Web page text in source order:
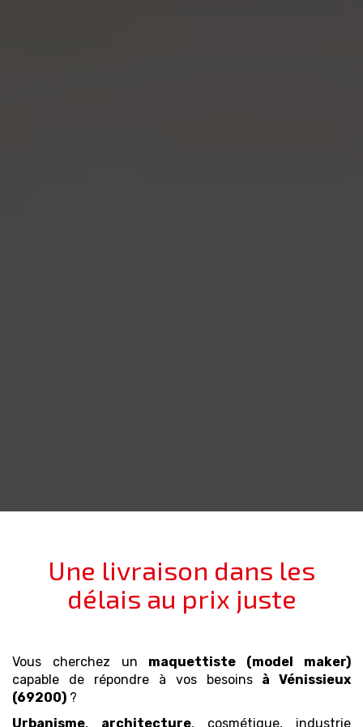
Une livraison dans les
délais au prix juste
Vous cherchez un maquettiste (model maker)
capable de répondre à vos besoins
à Vénissieux
(69200) ?
Urbanisme, architecture, cosmétique, industrie